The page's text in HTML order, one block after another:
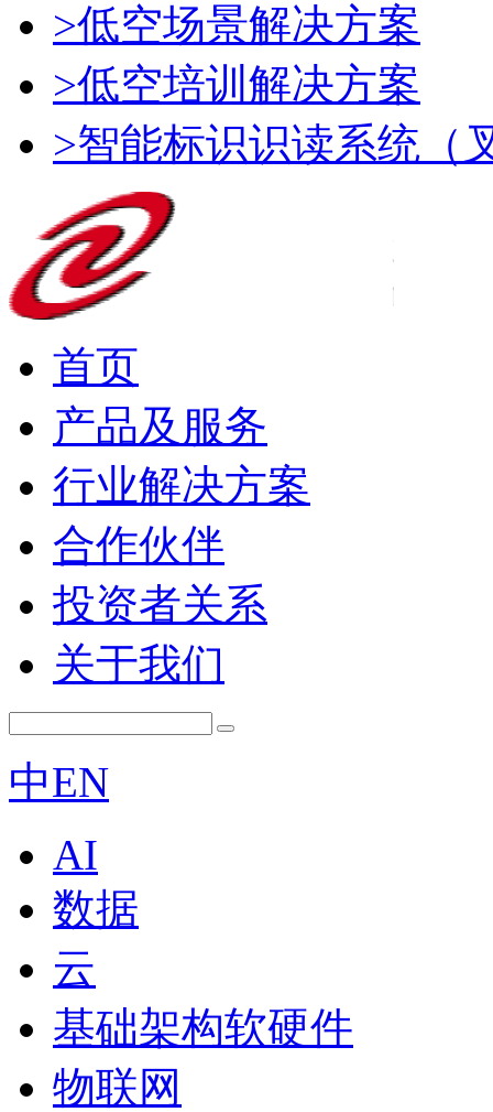
>低空场景解决方案
>低空培训解决方案
>智能标识识读系统（
首页
产品及服务
行业解决方案
合作伙伴
投资者关系
关于我们
中EN
AI
数据
云
基础架构软硬件
物联网